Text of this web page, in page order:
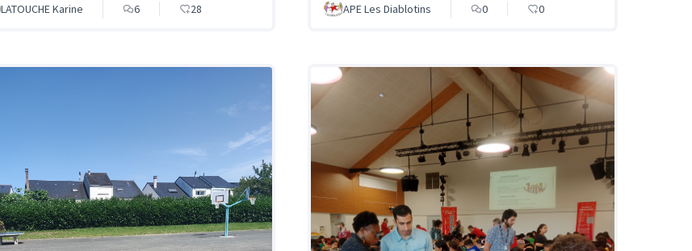
LATOUCHE Karine 6 28
APE Les Diablotins
0 0